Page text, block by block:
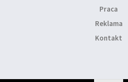
Praca
Reklama
Kontakt